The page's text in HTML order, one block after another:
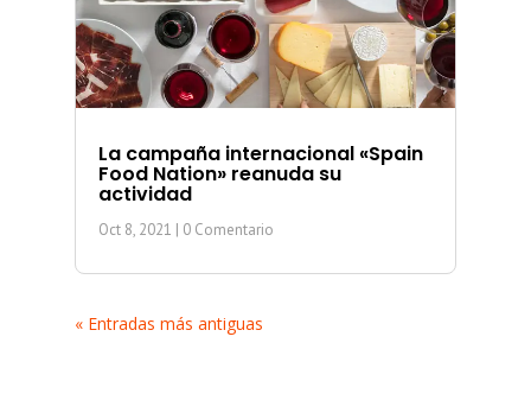
La campaña internacional «Spain
Food Nation» reanuda su
actividad
Oct 8, 2021 | 0 Comentario
« Entradas más antiguas